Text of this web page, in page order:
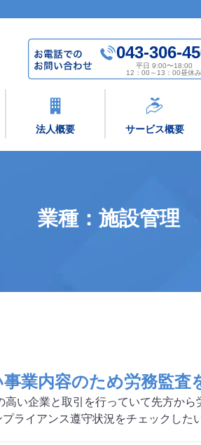
043-306-
平日 9:00〜18:00
12：00～13：00昼休み
法人概要 サービス概要
業種：施設管理
業内容のため労務監査
高い企業と取引を行っていて先方か
ライアンス遵守状況をチェックし